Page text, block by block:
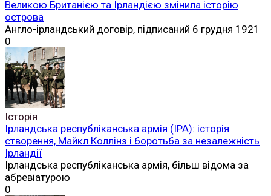
Великою Британією та Ірландією змінила історію
острова
Англо-ірландський договір, підписаний 6 грудня 1921
0
Історія
Ірландська республіканська армія (ІРА): історія
створення, Майкл Коллінз і боротьба за незалежність
Ірландії
Ірландська республіканська армія, більш відома за
абревіатурою
0